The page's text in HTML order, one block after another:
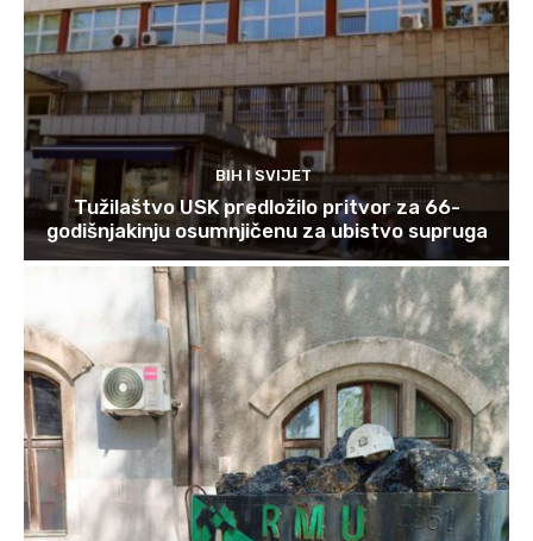
BIH I SVIJET
Tužilaštvo USK predložilo pritvor za 66-
godišnjakinju osumnjičenu za ubistvo supruga